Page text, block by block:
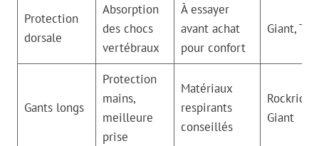
Protection
dorsale
Absorption
des chocs
vertébraux
À essayer
avant achat
pour confort
Giant,
Gants longs
Protection
mains,
meilleure
prise
Matériaux
respirants
conseillés
Rockrider,
Giant